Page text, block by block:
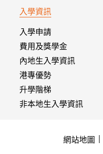
入學資訊
入學申請
費用及獎學金
內地生入學資訊
港專優勢
升學階梯
非本地生入學資訊
網站地圖